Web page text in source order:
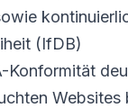
(IfDB)